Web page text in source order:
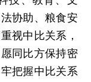
协助、粮食安
视中比关系，
同比方保持密
把握中比关系